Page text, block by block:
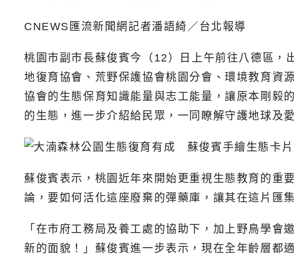
CNEWS匯流新聞網記者潘語綺／台北報導
桃園市副市長蘇俊賓今（12）日上午前往八德區，
地復育協會、荒野保護協會桃園分會、環境教育資
協會的生態保育知識能量與志工能量，讓原本剛毅
的生態，進一步介紹給民眾，一同瞭解守護地球及
蘇俊賓表示，桃園近年來開始更重視生態教育的重
論，要如何活化這座廢棄的彈藥庫，讓其在這片匯
「在市府工務局及養工處的協助下，加上野鳥學
新的面貌！」蘇俊賓進一步表示，現在全年齡層都